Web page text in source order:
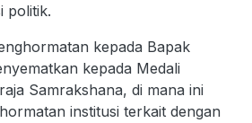
politik.
kepada Bapak
kepada Medali
Samrakshana, di mana ini
institusi terkait dengan